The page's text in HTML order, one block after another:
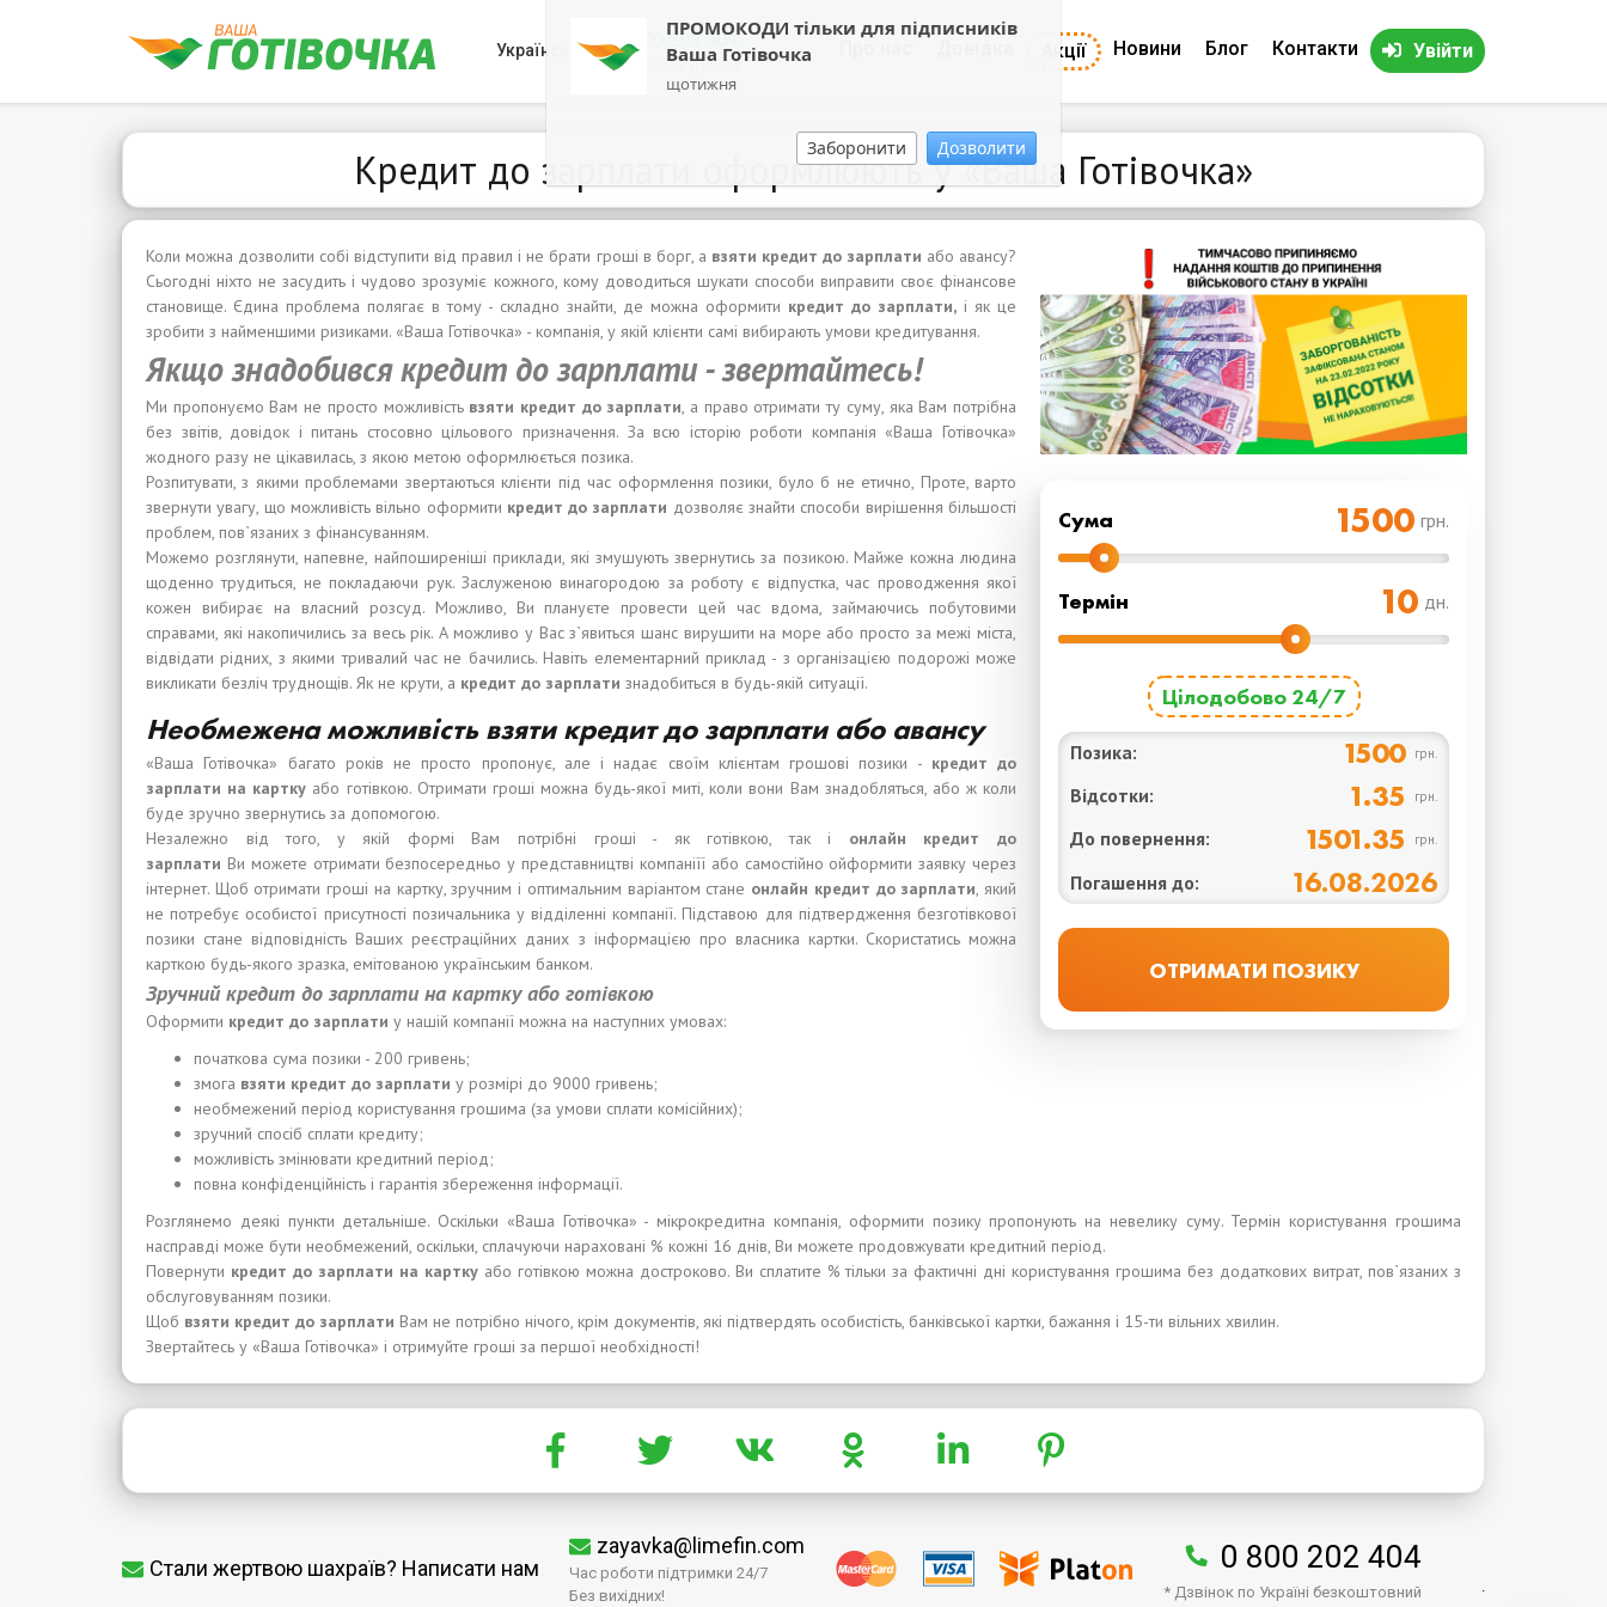
ПРОМОКОДИ тільки для підписників
Ваша Готівочка
щотижня
Заборонити Дозволити
Українська 0800 202 404
Зворотній дзвінок
Акції Новини Блог Контакти Увійти
Кредит до зарплати оформлюють у «Ваша Готівочка»
Cума грн.
Термін дн.
Цілодобово 24/7
Позика: 1500 грн.
Відсотки: 1.35 грн.
До повернення: 1501.35 грн.
Погашення до: 16.08.2026
Коли можна дозволити собі відступити від правил і не брати гроші в борг, а взяти кредит до зарплати або авансу?
Сьогодні ніхто не засудить і чудово зрозуміє кожного, кому доводиться шукати способи виправити своє фінансове
становище. Єдина проблема полягає в тому - складно знайти, де можна оформити кредит до зарплати, і як це
зробити з найменшими ризиками. «Ваша Готівочка» - компанія, у якій клієнти самі вибирають умови кредитування.
Якщо знадобився кредит до зарплати - звертайтесь!
Ми пропонуємо Вам не просто можливість взяти кредит до зарплати, а право отримати ту суму, яка Вам потрібна
без звітів, довідок і питань стосовно цільового призначення. За всю історію роботи компанія «Ваша Готівочка»
жодного разу не цікавилась, з якою метою оформлюється позика.
Розпитувати, з якими проблемами звертаються клієнти під час оформлення позики, було б не етично, Проте, варто
звернути увагу, що можливість вільно оформити кредит до зарплати дозволяє знайти способи вирішення більшості
проблем, пов`язаних з фінансуванням.
Можемо розглянути, напевне, найпоширеніші приклади, які змушують звернутись за позикою. Майже кожна людина
щоденно трудиться, не покладаючи рук. Заслуженою винагородою за роботу є відпустка, час проводження якої
кожен вибирає на власний розсуд. Можливо, Ви плануєте провести цей час вдома, займаючись побутовими
справами, які накопичились за весь рік. А можливо у Вас з`явиться шанс вирушити на море або просто за межі міста,
відвідати рідних, з якими тривалий час не бачились. Навіть елементарний приклад - з організацією подорожі може
викликати безліч труднощів. Як не крути, а кредит до зарплати знадобиться в будь-якій ситуації.
Необмежена можливість взяти кредит дозарплати абоавансу
«Ваша Готівочка» багато років не просто пропонує, але і надає своїм клієнтам грошові позики - кредит до
зарплати на картку або готівкою. Отримати гроші можна будь-якої миті, коли вони Вам знадобляться, або ж коли
буде зручно звернутись за допомогою.
Незалежно від того, у якій формі Вам потрібні гроші - як готівкою, так і онлайн кредит до
зарплати Ви можете отримати безпосередньо у представництві компаніїї або самостійно ойформити заявку через
інтернет. Щоб отримати гроші на картку, зручним і оптимальним варіантом стане онлайн кредит до зарплати, який
не потребує особистої присутності позичальника у відділенні компанії. Підставою для підтвердження безготівкової
позики стане відповідність Ваших реєстраційних даних з інформацією про власника картки. Скористатись можна
карткою будь-якого зразка, емітованою українським банком.
Зручний кредит до зарплати на карткуабо готівкою
Оформити кредит до зарплати у нашій компанії можна на наступних умовах:
початкова сума позики - 200 гривень;
змога взяти кредит до зарплати у розмірі до 9000 гривень;
необмежений період користування грошима (за умови сплати комісійних);
зручний спосіб сплати кредиту;
можливість змінювати кредитний період;
повна конфіденційність і гарантія збереження інформації.
Розглянемо деякі пункти детальніше. Оскільки «Ваша Готівочка» - мікрокредитна компанія, оформити позику пропонують на невелику суму. Термін користування грошима
насправді може бути необмежений, оскільки, сплачуючи нараховані % кожні 16 днів, Ви можете продовжувати кредитний період.
Повернути кредит до зарплати на карткуабо готівкою можна достроково. Ви сплатите % тільки за фактичні дні користування грошима без додаткових витрат, пов`язаних з
обслуговуванням позики.
Щоб взяти кредит до зарплати Вам не потрібно нічого, крім документів, які підтвердять особистість, банківської картки, бажання і 15-ти вільних хвилин.
Звертайтесь у «Ваша Готівочка» і отримуйте гроші за першої необхідності!
Стали жертвою шахраїв? Написати нам
zayavka@limefin.com
Час роботи підтримки 24/7
Без вихідних!
0 800 202 404
* Дзвінок по Україні безкоштовний .